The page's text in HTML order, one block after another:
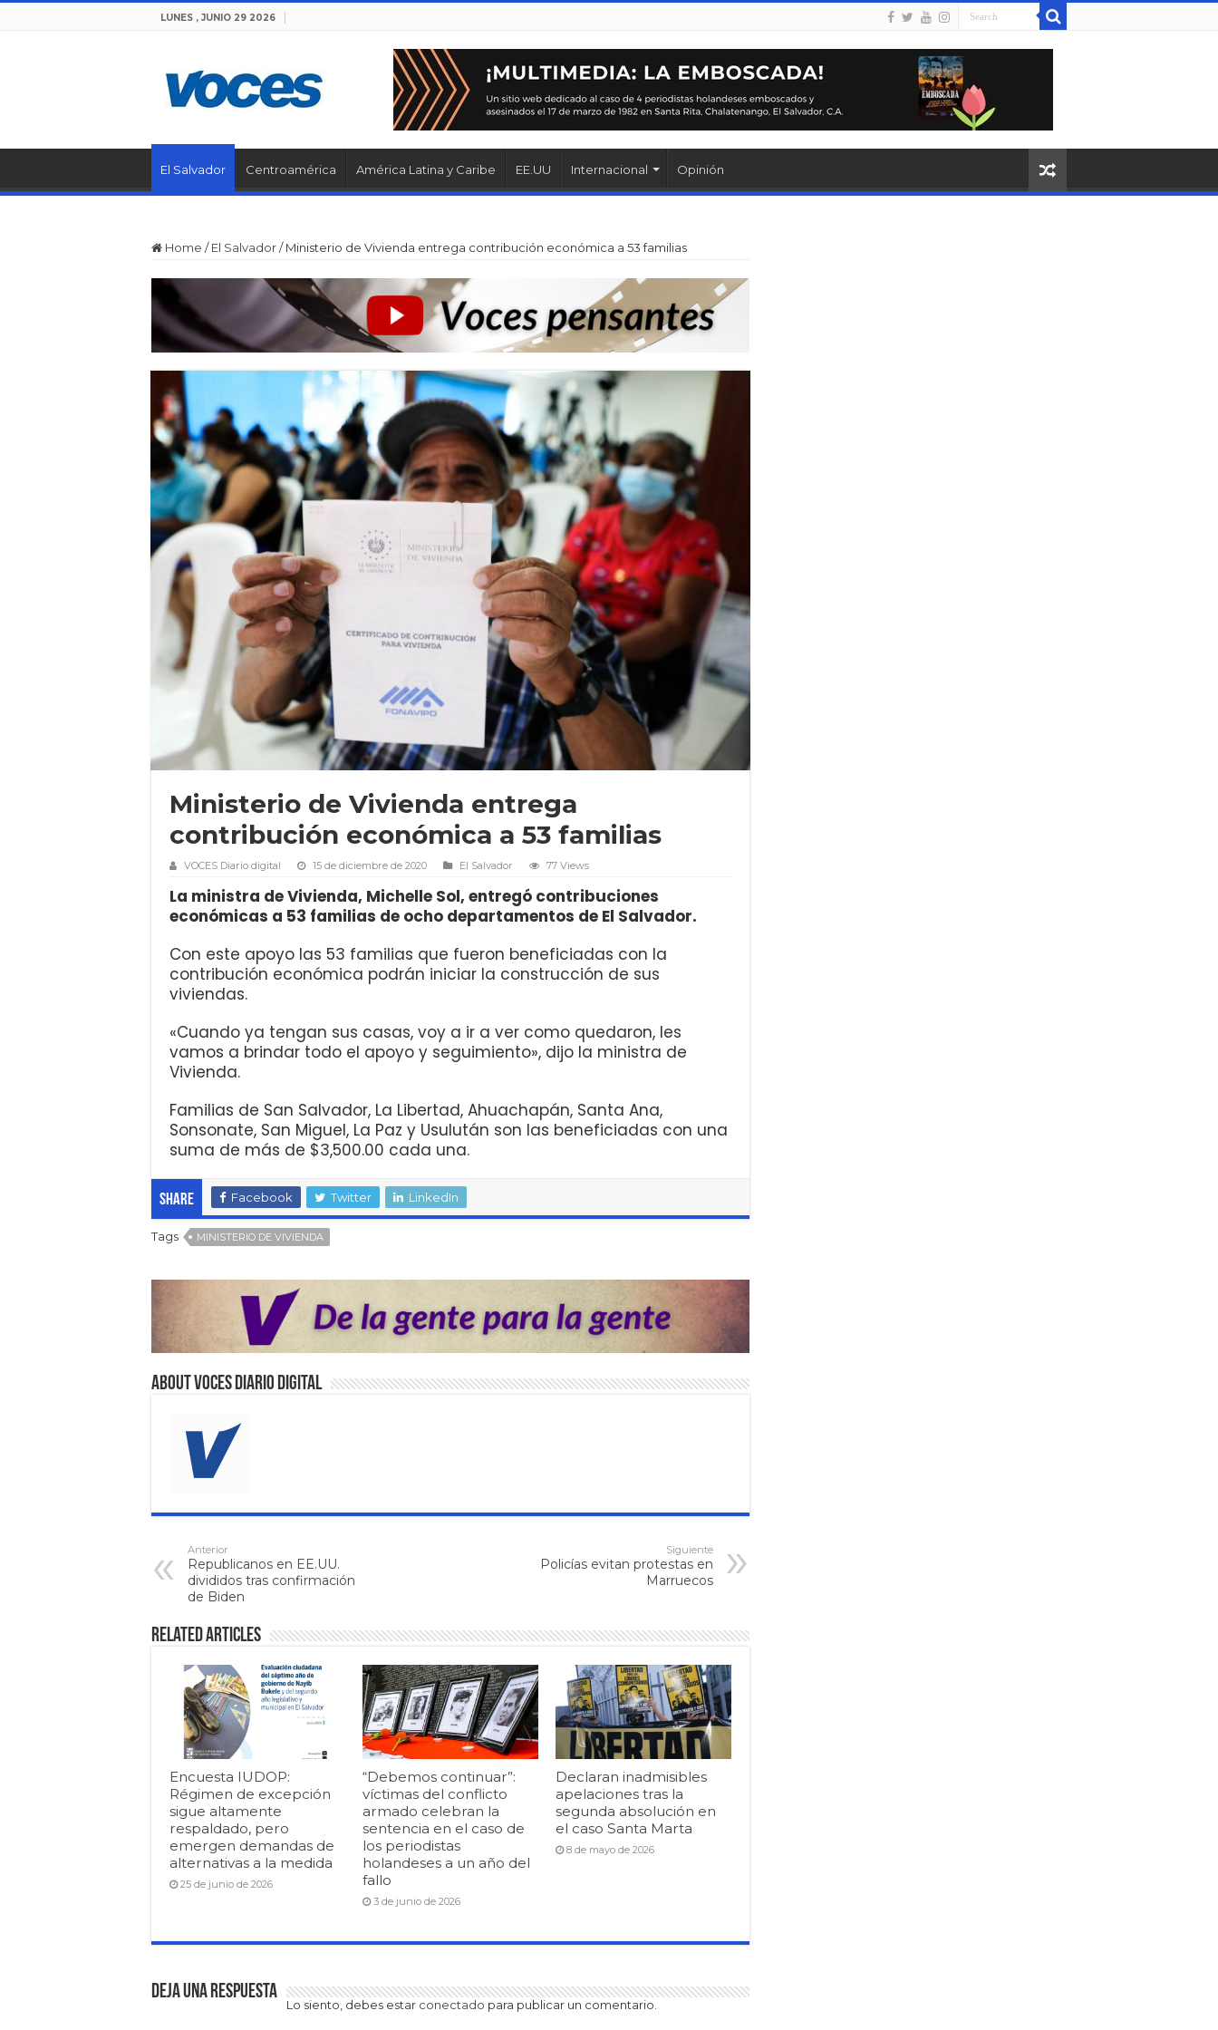
LUNES , JUNIO 29 2026
El Salvador Centroamérica América Latina y Caribe EE.UU Internacional Opinión
Home / El Salvador/ Ministerio de Vivienda entrega contribución económica a 53 familias
Ministerio de Vivienda entrega
contribución económica a 53 familias
VOCES Diario digital 15 de diciembre de 2020 El Salvador 77 Views
La ministra de Vivienda, Michelle Sol, entregó contribuciones
económicas a 53 familias de ocho departamentos de El Salvador.
Con este apoyo las 53 familias que fueron beneficiadas con la
contribución económica podrán iniciar la construcción de sus
viviendas.
«Cuando ya tengan sus casas, voy a ir a ver como quedaron, les
vamos a brindar todo el apoyo y seguimiento», dijo la ministra de
Vivienda.
Familias de San Salvador, La Libertad, Ahuachapán, Santa Ana,
Sonsonate, San Miguel, La Paz y Usulután son las beneficiadas con una
suma de más de $3,500.00 cada una.
Share Facebook Twitter LinkedIn
Tags MINISTERIO DE VIVIENDA
About VOCES Diario digital
Anterior
Republicanos en EE.UU.
divididos tras confirmación
de Biden
Siguiente
Policías evitan protestas en
Marruecos
Related Articles
Encuesta IUDOP:
Régimen de excepción
sigue altamente
respaldado, pero
emergen demandas de
alternativas a la medida
25 de junio de 2026
“Debemos continuar”:
víctimas del conflicto
armado celebran la
sentencia en el caso de
los periodistas
holandeses a un año del
fallo
3 de junio de 2026
Declaran inadmisibles
apelaciones tras la
segunda absolución en
el caso Santa Marta
8 de mayo de 2026
Deja una respuesta
Lo siento, debes estar conectado para publicar un comentario.